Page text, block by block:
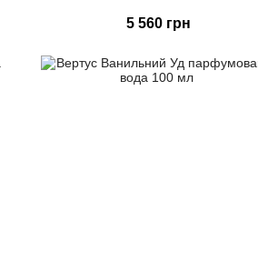
5 560 грн
Швидке замовлення